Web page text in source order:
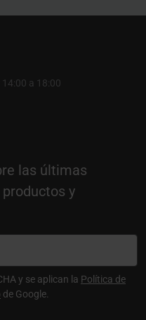
14:00 a 18:00
las últimas
y
y se aplican la Política de
de Google.